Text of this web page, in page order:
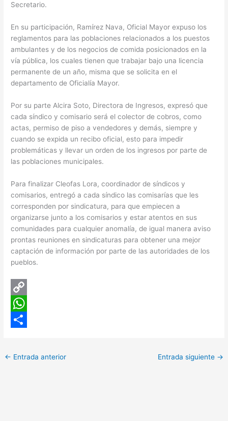
Secretario.
En su participación, Ramírez Nava, Oficial Mayor expuso los
reglamentos para las poblaciones relacionados a los puestos
ambulantes y de los negocios de comida posicionados en la
vía pública, los cuales tienen que trabajar bajo una licencia
permanente de un año, misma que se solicita en el
departamento de Oficialía Mayor.
Por su parte Alcira Soto, Directora de Ingresos, expresó que
cada síndico y comisario será el colector de cobros, como
actas, permiso de piso a vendedores y demás, siempre y
cuando se expida un recibo oficial, esto para impedir
problemáticas y llevar un orden de los ingresos por parte de
las poblaciones municipales.
Para finalizar Cleofas Lora, coordinador de síndicos y
comisarios, entregó a cada síndico las comisarías que les
corresponden por sindicatura, para que empiecen a
organizarse junto a los comisarios y estar atentos en sus
comunidades para cualquier anomalía, de igual manera aviso
prontas reuniones en sindicaturas para obtener una mejor
captación de información por parte de las autoridades de los
pueblos.
C
oW
← Entrada anterior Entrada siguiente →